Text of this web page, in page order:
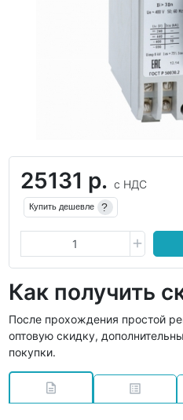
25131 р. с НДС
Купить дешевле ?
Как получить
После прохождения простой
оптовую скидку,
покупки.